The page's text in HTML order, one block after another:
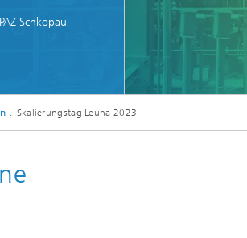
Schkopau
Skalierungstag Leuna 2023